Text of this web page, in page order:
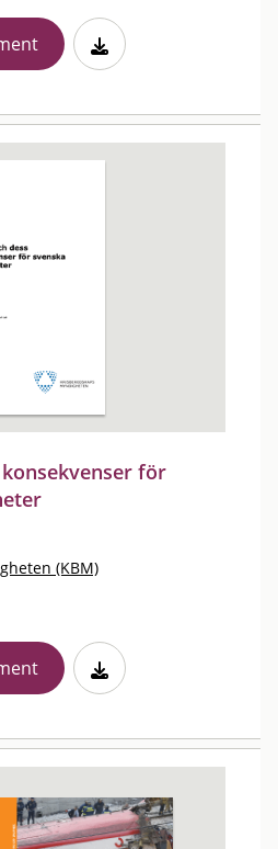
konsekvenser för
(KBM)